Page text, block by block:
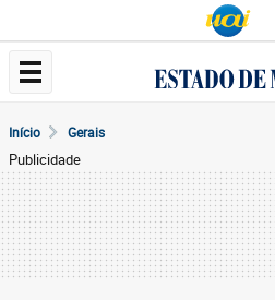
Início Gerais
Publicidade